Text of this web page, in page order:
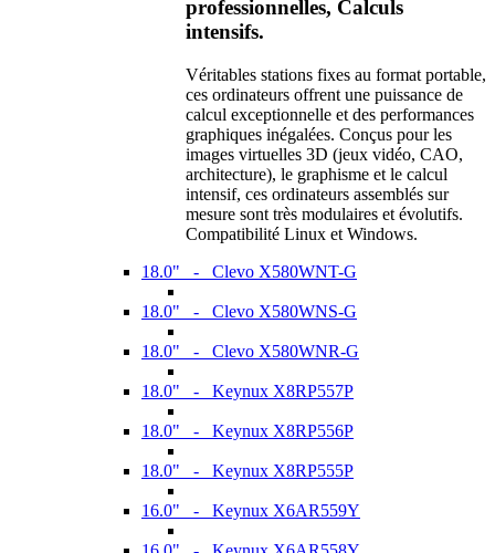
professionnelles, Calculs
intensifs.
Véritables stations fixes au format portable,
ces ordinateurs offrent une puissance de
calcul exceptionnelle et des performances
graphiques inégalées. Conçus pour les
images virtuelles 3D (jeux vidéo, CAO,
architecture), le graphisme et le calcul
intensif, ces ordinateurs assemblés sur
mesure sont très modulaires et évolutifs.
Compatibilité Linux et Windows.
18.0" - Clevo X580WNT-G
18.0" - Clevo X580WNS-G
18.0" - Clevo X580WNR-G
18.0" - Keynux X8RP557P
18.0" - Keynux X8RP556P
18.0" - Keynux X8RP555P
16.0" - Keynux X6AR559Y